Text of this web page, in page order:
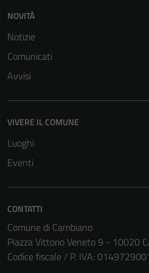
NOVITÀ
Notizie
Comunicati
Avvisi
VIVERE IL COMUNE
Luoghi
Eventi
CONTATTI
Comune di Cambiano
Piazza Vittorio Veneto 9 - 10020
Codice fiscale / P. IVA: